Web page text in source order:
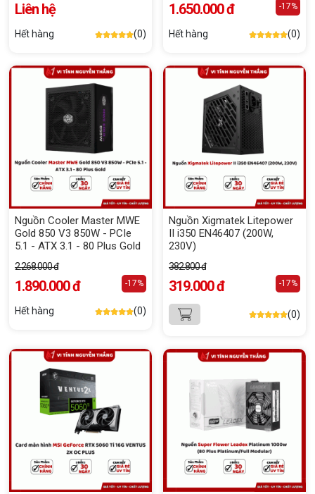
Liên hệ
Hết hàng (0)
1.650.000 đ -17%
Hết hàng (0)
Nguồn Cooler Master MWE
Gold 850 V3 850W - PCIe
5.1 - ATX 3.1 - 80 Plus Gold
2.268.000 đ
1.890.000 đ -17%
Hết hàng (0)
Nguồn Xigmatek Litepower
II i350 EN46407 (200W,
230V)
382.800 đ
319.000 đ -17%
(0)